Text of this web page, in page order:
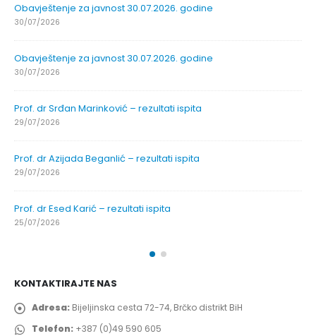
Obavještenje za javnost 30.07.2026. godine
30/07/2026
Obavještenje za javnost 30.07.2026. godine
30/07/2026
Prof. dr Srđan Marinković – rezultati ispita
29/07/2026
Prof. dr Azijada Beganlić – rezultati ispita
29/07/2026
Prof. dr Esed Karić – rezultati ispita
25/07/2026
KONTAKTIRAJTE NAS
Adresa: Bijeljinska cesta 72-74, Brčko distrikt BiH
Telefon: +387 (0)49 590 605